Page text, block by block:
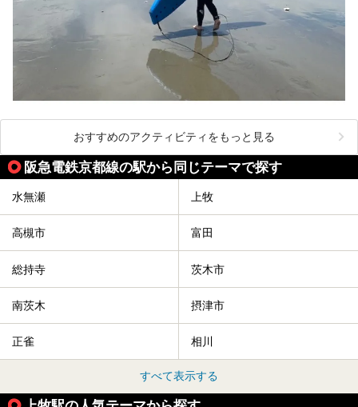
おすすめのアクティビティをもっと見る
阪急電鉄京都線の駅から同じテーマで探す
水無瀬 上牧
高槻市 富田
総持寺 茨木市
南茨木 摂津市
正雀 相川
すべて表示する